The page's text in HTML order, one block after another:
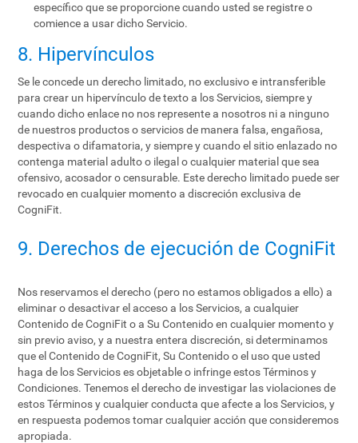
específico que se proporcione cuando usted se registre o
comience a usar dicho Servicio.
8. Hipervínculos
Se le concede un derecho limitado, no exclusivo e intransferible
para crear un hipervínculo de texto a los Servicios, siempre y
cuando dicho enlace no nos represente a nosotros ni a ninguno
de nuestros productos o servicios de manera falsa, engañosa,
despectiva o difamatoria, y siempre y cuando el sitio enlazado no
contenga material adulto o ilegal o cualquier material que sea
ofensivo, acosador o censurable. Este derecho limitado puede ser
revocado en cualquier momento a discreción exclusiva de
CogniFit.
9. Derechos de ejecución de CogniFit
Nos reservamos el derecho (pero no estamos obligados a ello) a
eliminar o desactivar el acceso a los Servicios, a cualquier
Contenido de CogniFit o a Su Contenido en cualquier momento y
sin previo aviso, y a nuestra entera discreción, si determinamos
que el Contenido de CogniFit, Su Contenido o el uso que usted
haga de los Servicios es objetable o infringe estos Términos y
Condiciones. Tenemos el derecho de investigar las violaciones de
estos Términos y cualquier conducta que afecte a los Servicios, y
en respuesta podemos tomar cualquier acción que consideremos
apropiada.